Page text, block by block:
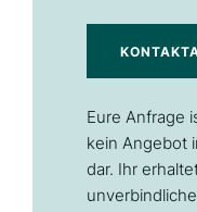
Eure Anfrage
kein Angebot
dar. Ihr